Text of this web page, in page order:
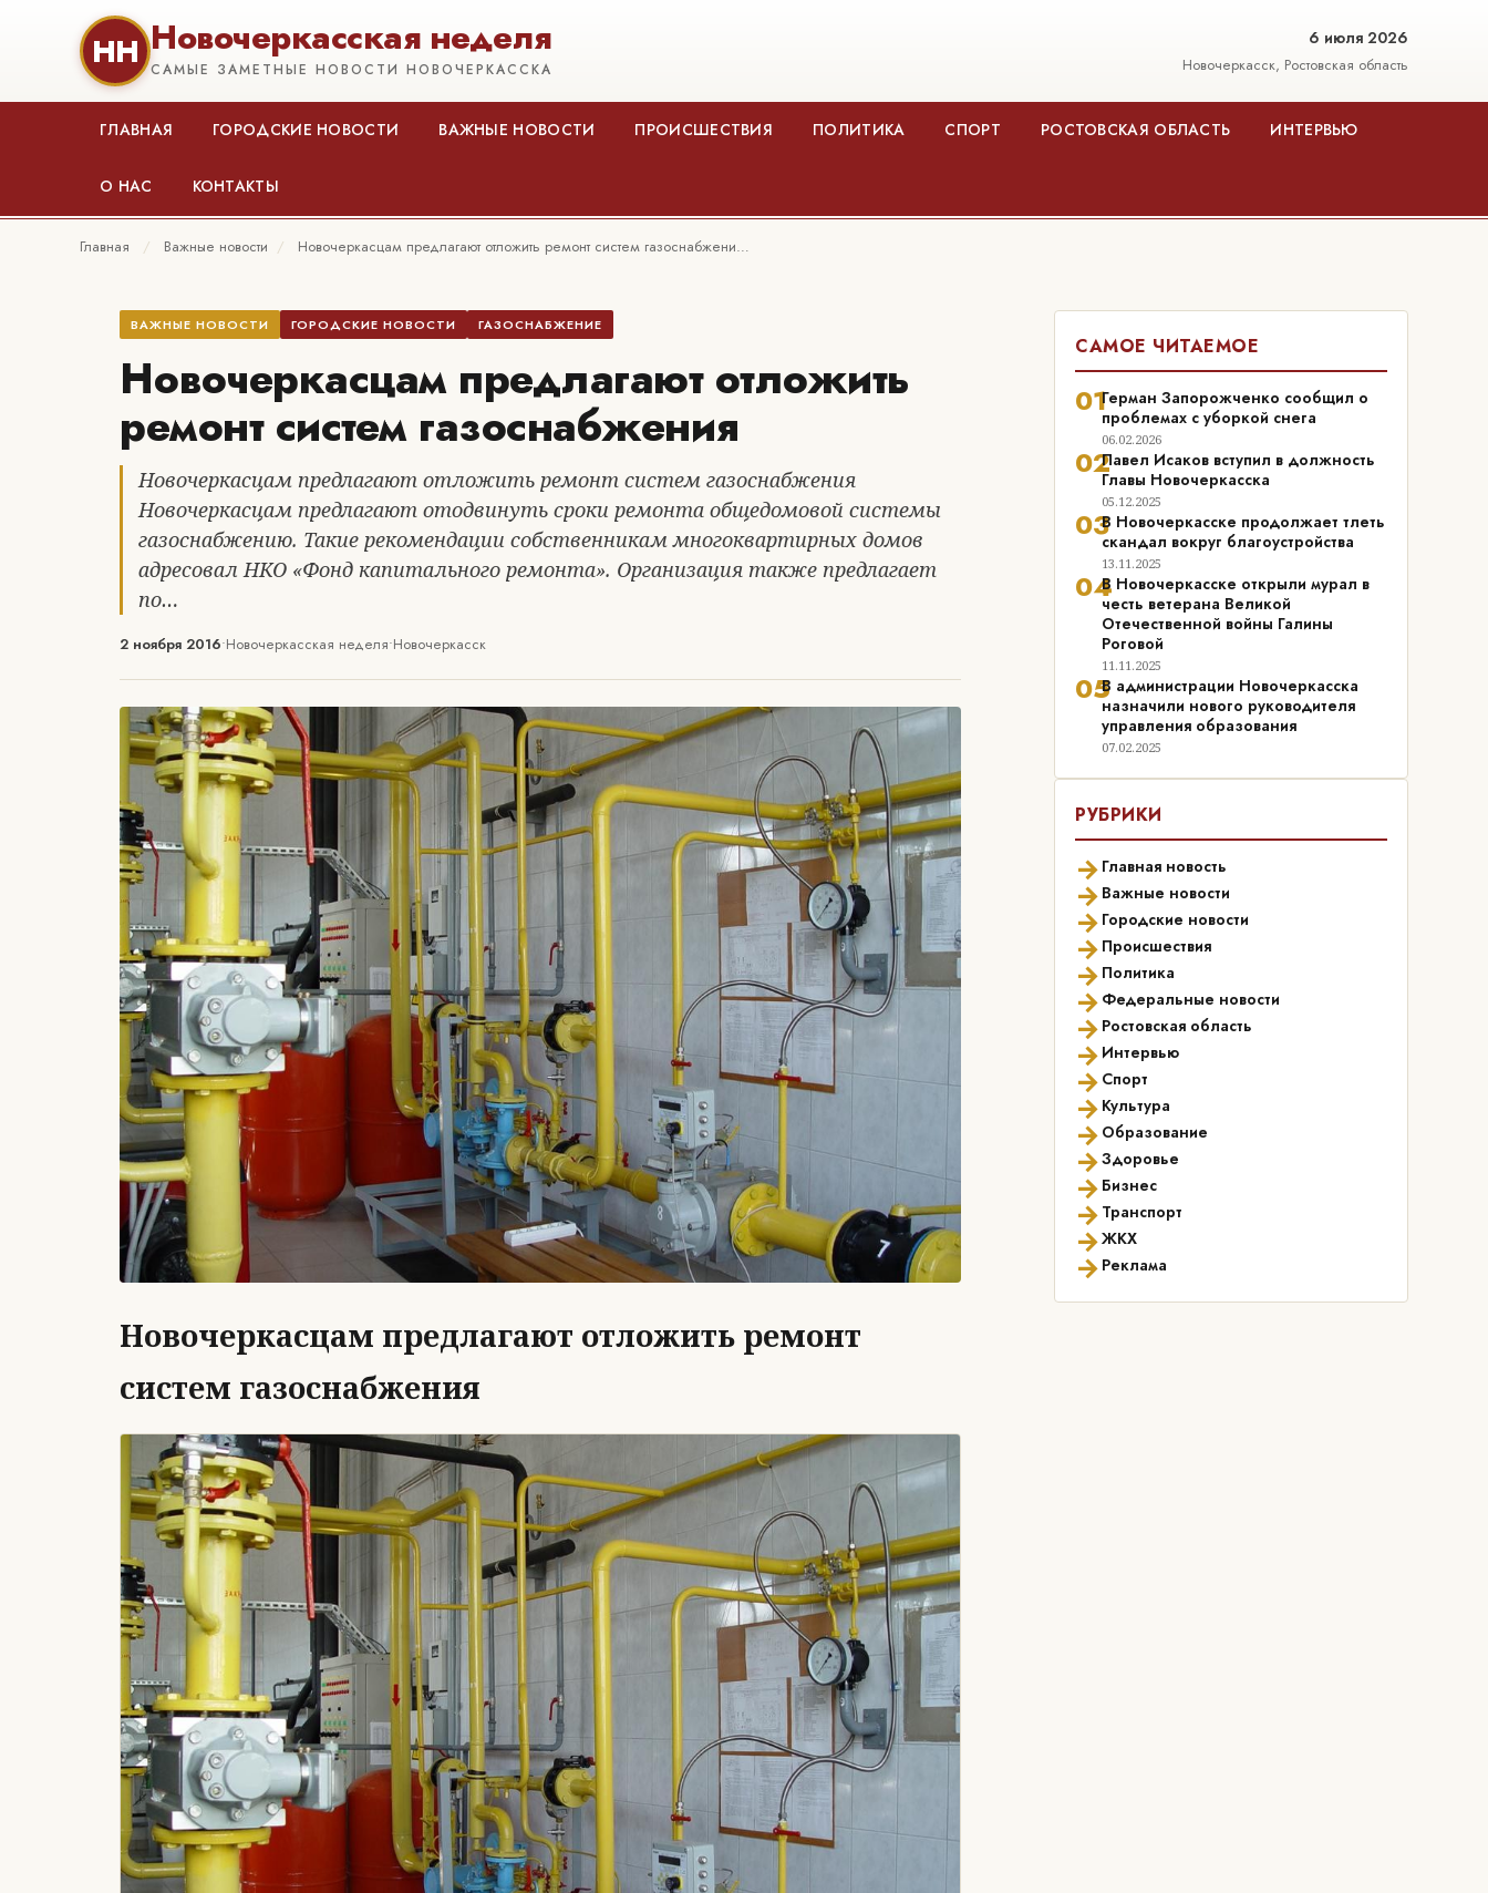
НН Новочеркасская неделя
САМЫЕ ЗАМЕТНЫЕ НОВОСТИ НОВОЧЕРКАССКА
6 июля 2026
Новочеркасск, Ростовская область
ГЛАВНАЯ ГОРОДСКИЕ НОВОСТИ ВАЖНЫЕ НОВОСТИ ПРОИСШЕСТВИЯ ПОЛИТИКА СПОРТ РОСТОВСКАЯ ОБЛАСТЬ ИНТЕРВЬЮ
О НАС КОНТАКТЫ
Главная / Важные новости / Новочеркасцам предлагают отложить ремонт систем газоснабжени…
ВАЖНЫЕ НОВОСТИ ГОРОДСКИЕ НОВОСТИ ГАЗОСНАБЖЕНИЕ
Новочеркасцам предлагают отложить
ремонт систем газоснабжения
Новочеркасцам предлагают отложить ремонт систем газоснабжения
Новочеркасцам предлагают отодвинуть сроки ремонта общедомовой системы
газоснабжению. Такие рекомендации собственникам многоквартирных домов
адресовал НКО «Фонд капитального ремонта». Организация также предлагает
по…
2 ноября 2016•Новочеркасская неделя•Новочеркасск
Новочеркасцам предлагают отложить ремонт
систем газоснабжения
САМОЕ ЧИТАЕМОЕ
01Герман Запорожченко сообщил о
проблемах с уборкой снега
06.02.2026
02Павел Исаков вступил в должность
Главы Новочеркасска
05.12.2025
03В Новочеркасске продолжает тлеть
скандал вокруг благоустройства
13.11.2025
04В Новочеркасске открыли мурал в
честь ветерана Великой
Отечественной войны Галины
Роговой
11.11.2025
05В администрации Новочеркасска
назначили нового руководителя
управления образования
07.02.2025
РУБРИКИ
→ Главная новость
→ Важные новости
→ Городские новости
→ Происшествия
→ Политика
→ Федеральные новости
→ Ростовская область
→ Интервью
→ Спорт
→ Культура
→ Образование
→Здоровье
→ Бизнес
→ Транспорт
→ЖКХ
→ Реклама